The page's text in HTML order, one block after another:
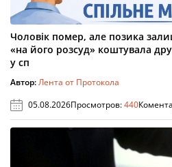
Чоловік помер, але позика
«на його розсуд» коштувала
у сп
Автор:Лента от Протокола
05.08.2026Просмотров:440